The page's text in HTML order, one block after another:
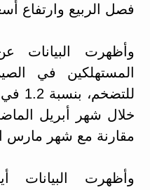
فصل الربيع وارتفاع
وأظهرت البيانات
المستهلكين في
مقارنة مع شهر مارس
وأظهرت البيانات